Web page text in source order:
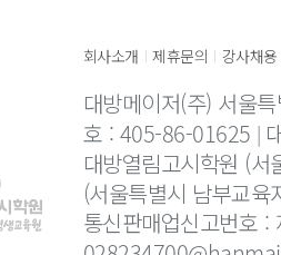
회사소개 | 제휴문의 | 강사채용
대방메이저(주) 서울
호 : 405-86-01625
대방열림고시학원 (
(서울특별시 남부교
통신판매업신고번호